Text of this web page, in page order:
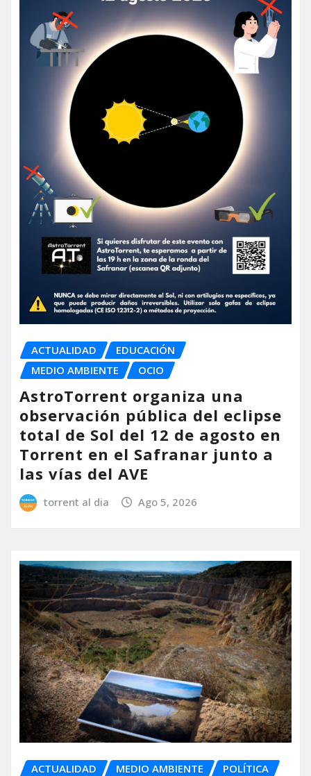
ACTUALIDAD
EDUCACIÓN
MEDIO AMBIENTE
OCIO
AstroTorrent organiza una
observación pública del eclipse
total de Sol del 12 de agosto en
Torrent en el Safranar junto a
las vías del AVE
torrent al dia Ago 5, 2026
ACTUALIDAD MEDIO AMBIENTE POLÍTICA